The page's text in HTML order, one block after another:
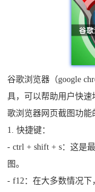
谷歌浏览器（google
具，可以帮助用户快
歌浏览器网页截图功能
1. 快捷键：
- ctrl + shift + s：这是
图。
- f12：在大多数情况